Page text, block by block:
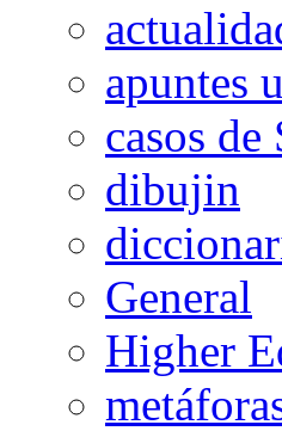
apuntes
casos de
dibujin
General
Higher